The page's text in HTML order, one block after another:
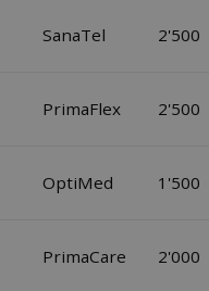
SanaTel 2'500
PrimaFlex 2'500
OptiMed 1'500
PrimaCare 2'000